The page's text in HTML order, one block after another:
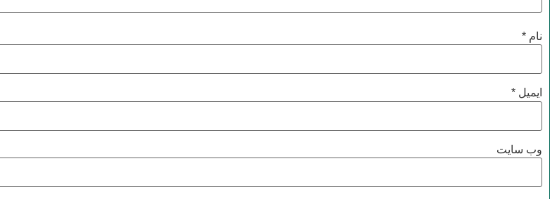
نام *
ایمیل *
وب‌ سایت